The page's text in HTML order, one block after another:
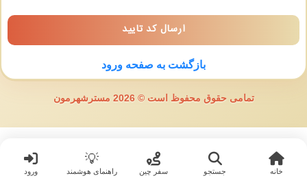
ارسال کد تایید
بازگشت به صفحه ورود
تمامی حقوق محفوظ است © 2026 مسترشهرمون
خانه جستجو سفر چین
💡
راهنمای هوشمند ورود